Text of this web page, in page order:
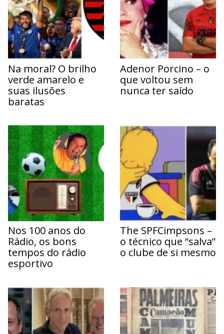
Na moral? O brilho
verde amarelo e
suas ilusões
baratas
Adenor Porcino – o
que voltou sem
nunca ter saído
Nos 100 anos do
Rádio, os bons
tempos do rádio
esportivo
The SPFCimpsons –
o técnico que “salva”
o clube de si mesmo